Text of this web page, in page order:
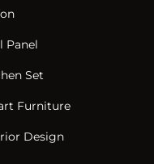
Panel
Set
Furniture
Design